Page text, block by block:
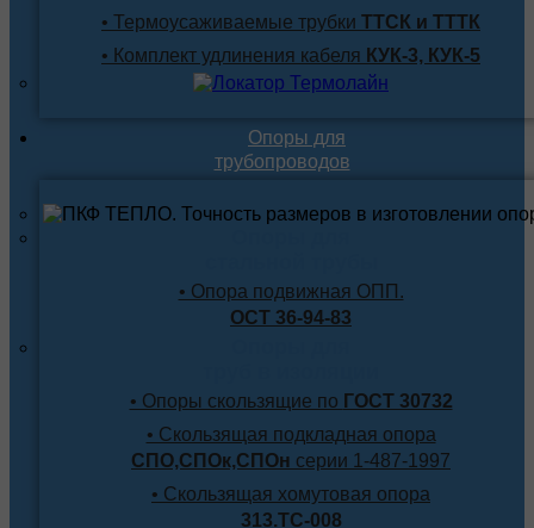
• Термоусаживаемые трубки ТТСК и ТТТК
• Комплект удлинения кабеля КУК-3, КУК-5
Опоры для
трубопроводов
• Опора подвижная ОПП.
ОСТ 36-94-83
• Опоры скользящие по ГОСТ 30732
• Скользящая подкладная опора
СПО,СПОк,СПОн серии 1-487-1997
• Скользящая хомутовая опора
313.ТС-008